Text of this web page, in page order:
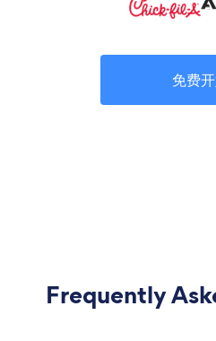
免费
Frequently